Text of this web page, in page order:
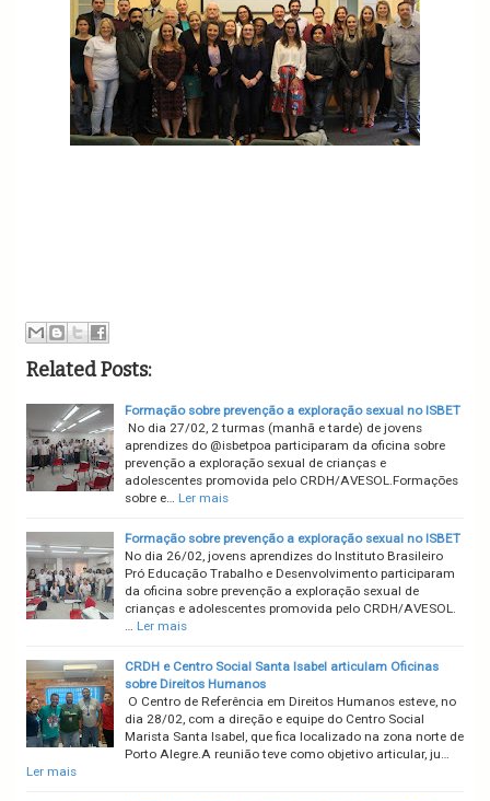
Related Posts:
Formação sobre prevenção a exploração sexual no ISBET
No dia 27/02, 2 turmas (manhã e tarde) de jovens
aprendizes do @isbetpoa participaram da oficina sobre
prevenção a exploração sexual de crianças e
adolescentes promovida pelo CRDH/AVESOL.Formações
sobre e… Ler mais
Formação sobre prevenção a exploração sexual no ISBET
No dia 26/02, jovens aprendizes do Instituto Brasileiro
Pró Educação Trabalho e Desenvolvimento participaram
da oficina sobre prevenção a exploração sexual de
crianças e adolescentes promovida pelo CRDH/AVESOL.
… Ler mais
CRDH e Centro Social Santa Isabel articulam Oficinas
sobre Direitos Humanos
O Centro de Referência em Direitos Humanos esteve, no
dia 28/02, com a direção e equipe do Centro Social
Marista Santa Isabel, que fica localizado na zona norte de
Porto Alegre.A reunião teve como objetivo articular, ju…
Ler mais